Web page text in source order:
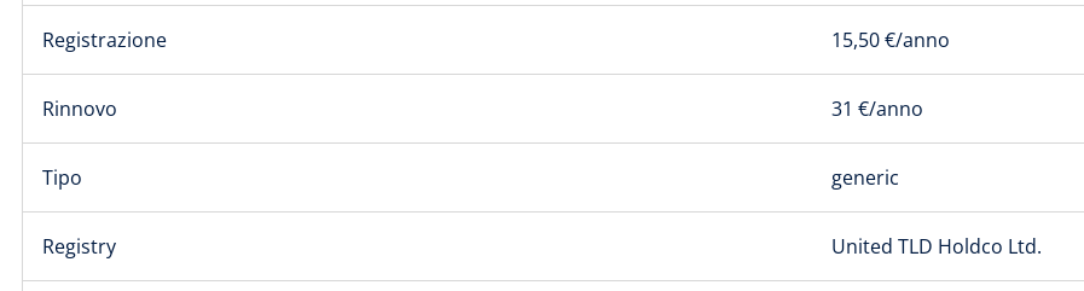
Registrazione 15,50 €/anno
Rinnovo 31 €/anno
Tipo generic
Registry United TLD Holdco Ltd.